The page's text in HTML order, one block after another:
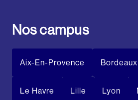
Nos campus
Aix-En-Provence Bordeaux
Le Havre Lille Lyon